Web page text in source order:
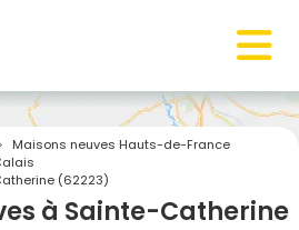
Maisons neuves Hauts-de-France
(62223)
à Sainte-Catherine